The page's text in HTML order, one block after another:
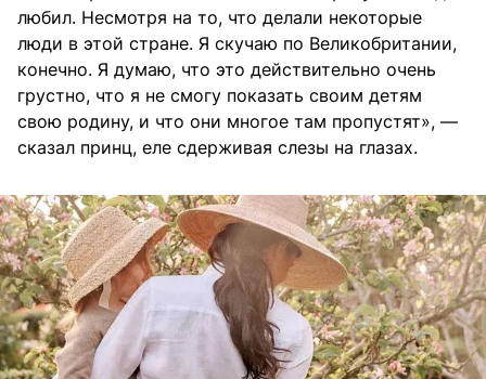
любил. Несмотря на то, что делали некоторые
люди в этой стране. Я скучаю по Великобритании,
конечно. Я думаю, что это действительно очень
грустно, что я не смогу показать своим детям
свою родину, и что они многое там пропустят», —
сказал принц, еле сдерживая слезы на глазах.